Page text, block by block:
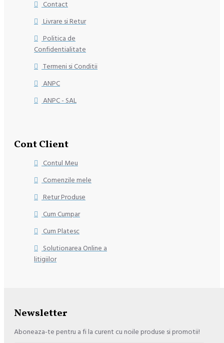
Contact
Livrare si Retur
Politica de
Confidentialitate
Termeni si Conditii
ANPC
ANPC - SAL
Cont Client
Contul Meu
Comenzile mele
Retur Produse
Cum Cumpar
Cum Platesc
Solutionarea Online a
litigiilor
Newsletter
Aboneaza-te pentru a fi la curent cu noile produse si promotii!